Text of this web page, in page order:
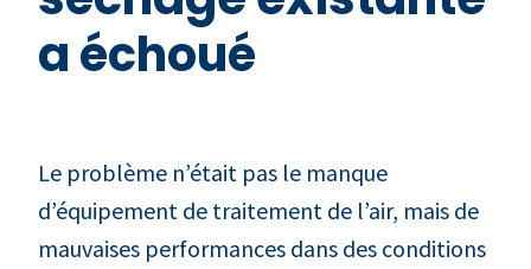
a échoué
Le problème n’était pas le manque
d’équipement de traitement de l’air, mais de
mauvaises performances dans des conditions